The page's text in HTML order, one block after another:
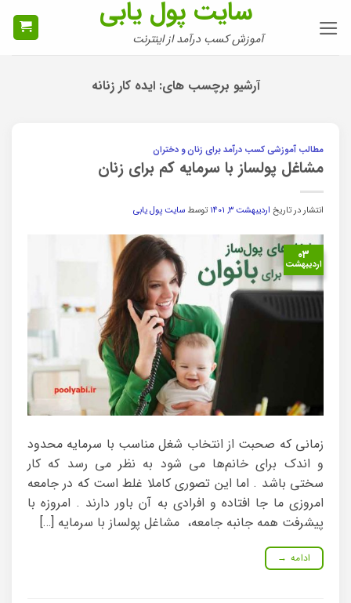
سایت پول یابی
آموزش کسب درآمد از اینترنت
آرشیو برچسب های:ایده کار زنانه
مطالب آموزشی کسب درآمد برای زنان و دختران
مشاغل پولساز با سرمایه کم برای زنان
انتشار در تاریخ اردیبهشت ۳, ۱۴۰۱ توسط سایت پول یابی
۰۳
اردیبهشت
زمانی که صحبت از انتخاب شغل مناسب با سرمایه محدود
و اندک برای خانم‌ها می شود به نظر می رسد که کار
سختی باشد . اما این تصوری کاملا غلط است که در جامعه
امروزی ما جا افتاده و افرادی به آن باور دارند . امروزه با
پیشرفت همه جانبه جامعه، مشاغل پولساز با سرمایه […]
ادامه →